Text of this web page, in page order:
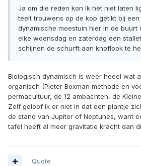
Ja om die reden kon ik het niet laten
teelt trouwens op de kop getikt bij
dynamische moestuin hier in de buurt
elke woensdag en zaterdag een
schijnen de schurft aan knoflook te
Biologisch dynamisch is weer heeel wat
organisch (Pieter Boxman methode en
permacultuur, de 12 ambachten, de
Zelf geloof ik er niet in dat een plantje
de stand van Jupiter of Neptunes, want
tafel heeft al meer gravitatie kracht dan
Quote